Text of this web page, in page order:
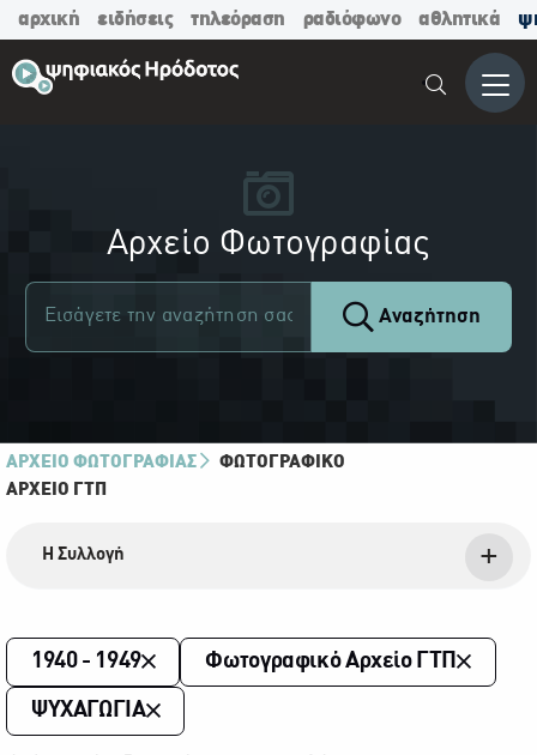
αρχική ειδήσεις τηλεόραση ραδιόφωνο αθλητικά
Μενού
Αρχείο Φωτογραφίας
Αναζήτηση
ΑΡΧΕΙΟ ΦΩΤΟΓΡΑΦΙΑΣ
ΦΩΤΟΓΡΑΦΙΚΌ
ΑΡΧΕΊΟ ΓΤΠ
Η Συλλογή
1940 - 1949 Φωτογραφικό Αρχείο ΓΤΠ
ΨΥΧΑΓΩΓΙΑ